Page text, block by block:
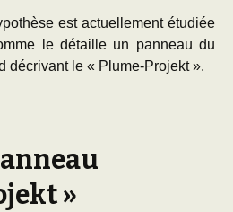
est actuellement étudiée
le détaille un panneau du
décrivant le « Plume-Projekt ».
»